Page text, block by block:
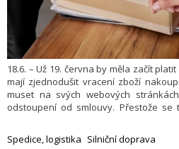
18.6. – Už 19. června by měla začít
mají zjednodušit vracení zboží
muset na svých webových
odstoupení od smlouvy. Přestože se
Spedice, logistika Silniční doprava